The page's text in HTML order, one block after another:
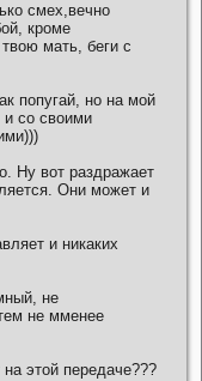
смех,вечно
кроме
мать, беги с
попугай, но на мой
и со своими
Ну вот раздражает
Они может и
и никаких
не
не мменее
этой передаче???